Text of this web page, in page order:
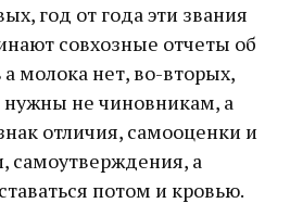
год от года эти звания
совхозные отчеты об
молока нет, во-вторых,
нужны не чиновникам, а
отличия, самооценки и
самоутверждения, а
потом и кровью.